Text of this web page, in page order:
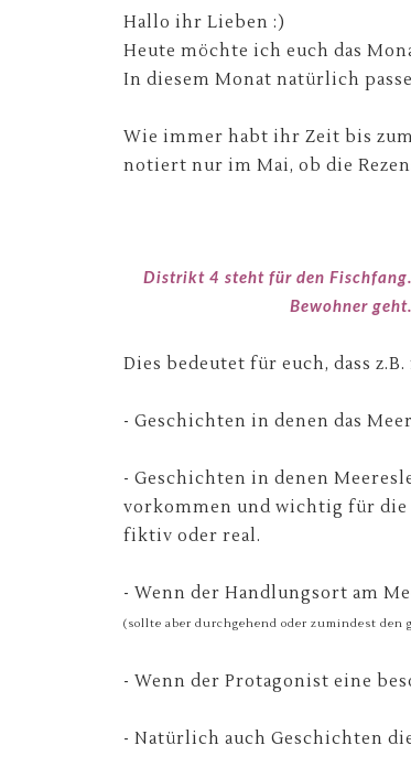
Hallo ihr Lieben :)
Heute möchte ich euch das
In diesem Monat natürlich
Wie immer habt ihr Zeit bis
notiert nur im Mai, ob die
Distrikt 4 steht für den
Bewohner
Dies bedeutet für euch, dass
- Geschichten in denen das
- Geschichten in denen
vorkommen und wichtig für die
fiktiv oder real.
- Wenn der Handlungsort am
(sollte aber durchgehend oder zumindest den
- Wenn der Protagonist eine
- Natürlich auch Geschichten